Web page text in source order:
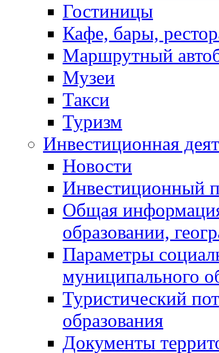
Гостиницы
Кафе, бары,
Маршрутный
Музеи
Такси
Туризм
Инвестиционная
Новости
Инвестиционный
Общая
образовании,
Параметры
муниципального
Туристический
образования
Документы